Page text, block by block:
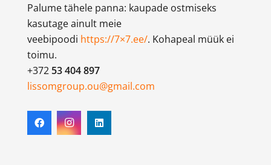
Palume tähele panna: kaupade ostmiseks
kasutage ainult meie
veebipoodi https://7×7.ee/. Kohapeal müük ei
toimu.
+372 53 404 897
lissomgroup.ou@gmail.com